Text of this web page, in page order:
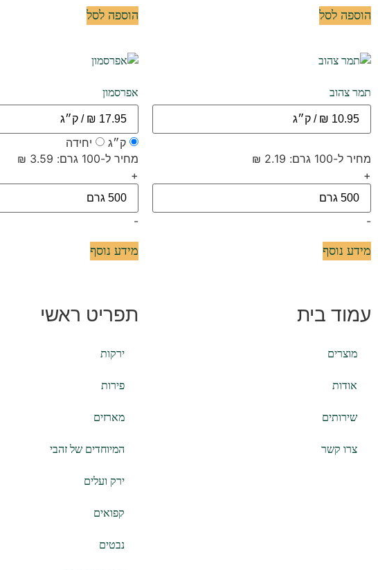
הוספה לסל הוספה לסל
תמר צהוב
מחיר ל-100 גרם: 2.19 ₪
+
-
מידע נוסף
אפרסמון
ק״ג יחידה
מחיר ל-100 גרם: 3.59 ₪
+
-
מידע נוסף
עמוד בית
מוצרים
אודות
שירותים
צרו קשר
תפריט ראשי
ירקות
פירות
מארזים
המיוחדים של זהבי
ירק ועלים
קפואים
נבטים